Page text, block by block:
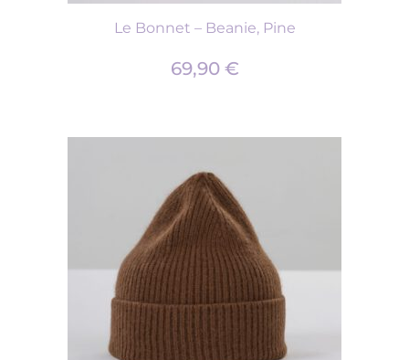
Le Bonnet – Beanie, Pine
69,90 €